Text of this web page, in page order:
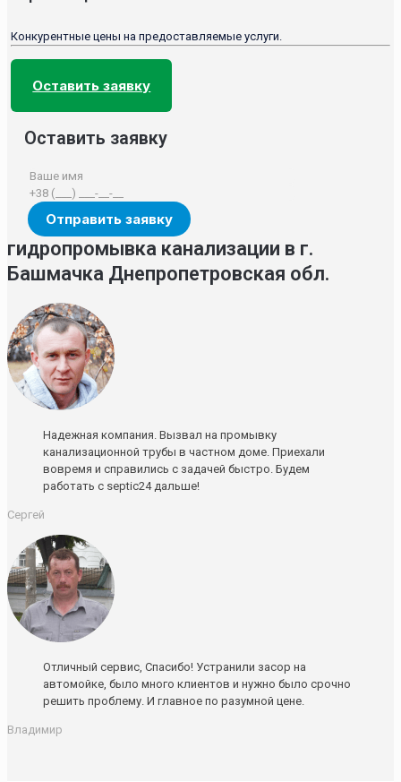
Конкурентные цены на предоставляемые услуги.
Оставить заявку
Оставить заявку
гидропромывка канализации в г.
Башмачка Днепропетровская обл.
Надежная компания. Вызвал на промывку
канализационной трубы в частном доме. Приехали
вовремя и справились с задачей быстро. Будем
работать с septic24 дальше!
Сергей
Отличный сервис, Спасибо! Устранили засор на
автомойке, было много клиентов и нужно было срочно
решить проблему. И главное по разумной цене.
Владимир